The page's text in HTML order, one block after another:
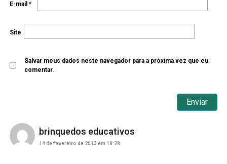
E-mail *
Site
Salvar meus dados neste navegador para a próxima vez que eu
comentar.
brinquedos educativos
14 de fevereiro de 2013 em 18:28.